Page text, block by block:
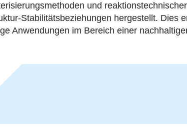
und
Stabilitätsbeziehungen hergestellt. Dies
Anwendungen im Bereich einer